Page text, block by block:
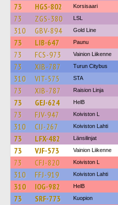
73 HGS-802 Korsisaari
73 ZGS-380 LSL
310 GBV-894 Gold Line
73 LIB-647 Paunu
73 FCS-973 Vainion Liikenne
73 XIB-787 Turun Citybus
310 VIT-575 STA
73 XIB-787 Raision Linja
73 GEJ-624 HelB
73 FJV-947 Koiviston L
310 CIJ-267 Koiviston Lahti
73 LFX-482 Länsilinjat
73 VJF-573 Vainion Liikenne
73 CFJ-820 Koiviston L
310 FFJ-919 Koiviston Lahti
310 IOG-982 HelB
73 SRF-773 Kuopion